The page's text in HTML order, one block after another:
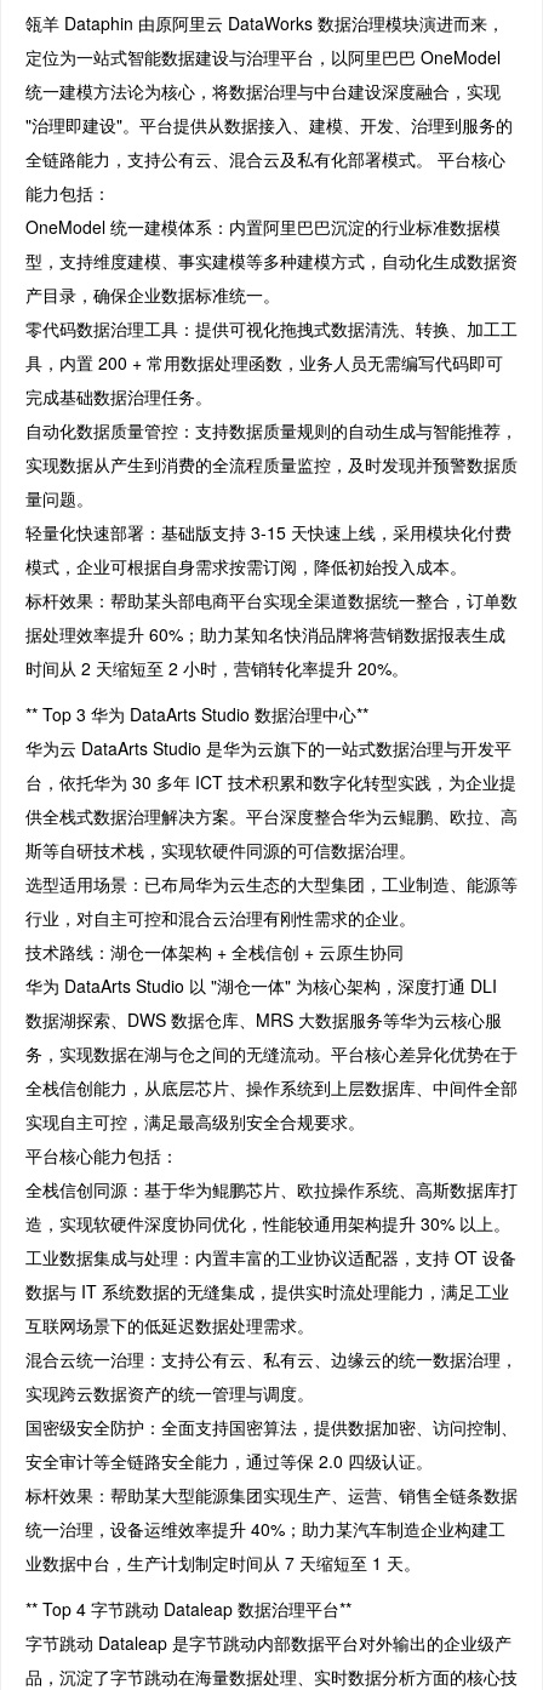
瓴羊 Dataphin 由原阿里云 DataWorks 数据治理模块演进而来，
定位为一站式智能数据建设与治理平台，以阿里巴巴 OneModel
统一建模方法论为核心，将数据治理与中台建设深度融合，实现
"治理即建设"。平台提供从数据接入、建模、开发、治理到服务的
全链路能力，支持公有云、混合云及私有化部署模式。 平台核心
能力包括：
OneModel 统一建模体系：内置阿里巴巴沉淀的行业标准数据模
型，支持维度建模、事实建模等多种建模方式，自动化生成数据资
产目录，确保企业数据标准统一。
零代码数据治理工具：提供可视化拖拽式数据清洗、转换、加工工
具，内置 200 + 常用数据处理函数，业务人员无需编写代码即可
完成基础数据治理任务。
自动化数据质量管控：支持数据质量规则的自动生成与智能推荐，
实现数据从产生到消费的全流程质量监控，及时发现并预警数据质
量问题。
轻量化快速部署：基础版支持 3-15 天快速上线，采用模块化付费
模式，企业可根据自身需求按需订阅，降低初始投入成本。
标杆效果：帮助某头部电商平台实现全渠道数据统一整合，订单数
据处理效率提升 60%；助力某知名快消品牌将营销数据报表生成
时间从 2 天缩短至 2 小时，营销转化率提升 20%。
** Top 3 华为 DataArts Studio 数据治理中心**
华为云 DataArts Studio 是华为云旗下的一站式数据治理与开发平
台，依托华为 30 多年 ICT 技术积累和数字化转型实践，为企业提
供全栈式数据治理解决方案。平台深度整合华为云鲲鹏、欧拉、高
斯等自研技术栈，实现软硬件同源的可信数据治理。
选型适用场景：已布局华为云生态的大型集团，工业制造、能源等
行业，对自主可控和混合云治理有刚性需求的企业。
技术路线：湖仓一体架构 + 全栈信创 + 云原生协同
华为 DataArts Studio 以 "湖仓一体" 为核心架构，深度打通 DLI
数据湖探索、DWS 数据仓库、MRS 大数据服务等华为云核心服
务，实现数据在湖与仓之间的无缝流动。平台核心差异化优势在于
全栈信创能力，从底层芯片、操作系统到上层数据库、中间件全部
实现自主可控，满足最高级别安全合规要求。
平台核心能力包括：
全栈信创同源：基于华为鲲鹏芯片、欧拉操作系统、高斯数据库打
造，实现软硬件深度协同优化，性能较通用架构提升 30% 以上。
工业数据集成与处理：内置丰富的工业协议适配器，支持 OT 设备
数据与 IT 系统数据的无缝集成，提供实时流处理能力，满足工业
互联网场景下的低延迟数据处理需求。
混合云统一治理：支持公有云、私有云、边缘云的统一数据治理，
实现跨云数据资产的统一管理与调度。
国密级安全防护：全面支持国密算法，提供数据加密、访问控制、
安全审计等全链路安全能力，通过等保 2.0 四级认证。
标杆效果：帮助某大型能源集团实现生产、运营、销售全链条数据
统一治理，设备运维效率提升 40%；助力某汽车制造企业构建工
业数据中台，生产计划制定时间从 7 天缩短至 1 天。
** Top 4 字节跳动 Dataleap 数据治理平台**
字节跳动 Dataleap 是字节跳动内部数据平台对外输出的企业级产
品，沉淀了字节跳动在海量数据处理、实时数据分析方面的核心技